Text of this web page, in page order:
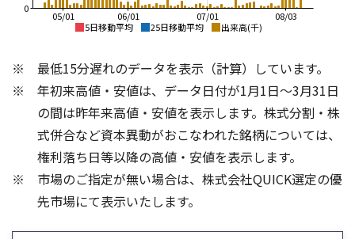
5日移動平均 25日移動平均 出来高(千)
08/03
07/01
06/01
05/01
0
2,200
2,600
2,800
3,000
20
40
2,000
3,000
3,500
3
最低15分遅れのデータを表示（計算）しています。
年初来高値・安値は、データ日付が1月1日～3月31日
の間は昨年来高値・安値を表示します。株式分割・株
式併合など資本異動がおこなわれた銘柄については、
権利落ち日等以降の高値・安値を表示します。
市場のご指定が無い場合は、株式会社QUICK選定の優
先市場にて表示いたします。